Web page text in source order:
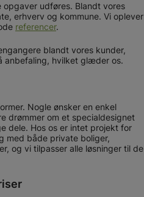
opgaver udføres. Blandt vores
erhverv og kommune. Vi oplever
referencer.
blandt vores kunder,
anbefaling, hvilket glæder os.
Nogle ønsker en enkel
drømmer om et specialdesignet
dele. Hos os er intet projekt for
med både private boliger,
og vi tilpasser alle løsninger til de